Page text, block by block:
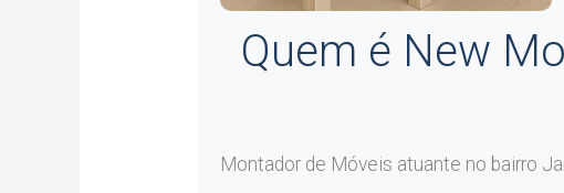
Quem é New
Montador de Móveis atuante no bairro